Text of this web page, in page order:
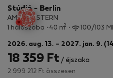
Stúdió - Berlin
AM SUEDSTERN
1 hálószoba
40 m2 100/103
2026. aug. 13. – 2027. jan. 9.
18 359 Ft / éjszaka
2 999 212 Ft összesen